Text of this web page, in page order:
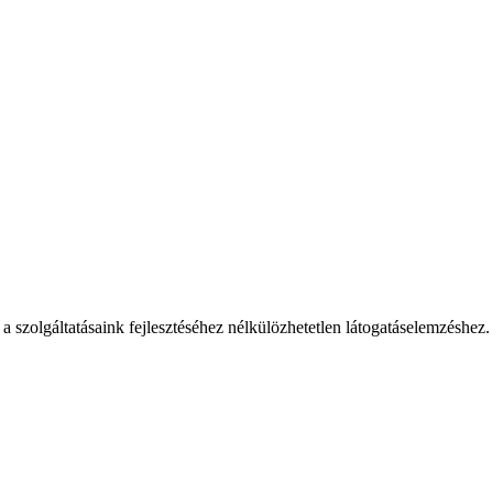
fejlesztéséhez nélkülözhetetlen látogatáselemzéshez.